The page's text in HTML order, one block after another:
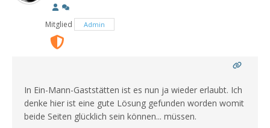
Mitglied Admin
In Ein-Mann-Gaststätten ist es nun ja wieder erlaubt. Ich
denke hier ist eine gute Lösung gefunden worden womit
beide Seiten glücklich sein können... müssen.